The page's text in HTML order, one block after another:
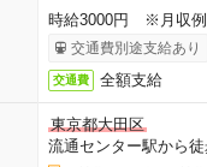
時給3000円 ※月収例
交通費別途支給あり
交通費 全額支給
東京都大田区
流通センター駅から